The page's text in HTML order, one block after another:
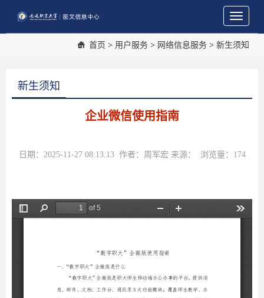
Toggle
首页 > 用户服务 > 网络信息服务 > 新生须知
新生须知
企业微信使用指南
日期：2025-11-27 08:13:13 作者：周军宏 来源： 浏览量： 174